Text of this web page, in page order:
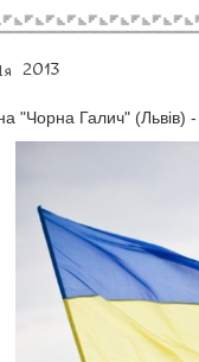
2013
"Чорна Галич" (Львів)